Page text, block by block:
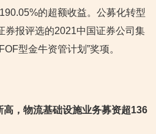
的超额收益。公募化转型
券报评选的2021中国证券公司集
型金牛资管计划”奖项。
，物流基础设施业务募资超136